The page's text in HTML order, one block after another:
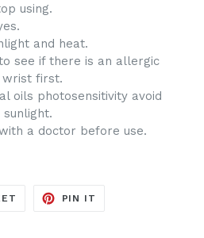
using.
and heat.
see if there is an allergic
wrist first.
oils photosensitivity avoid
a doctor before use.
TWEET
PIN IT